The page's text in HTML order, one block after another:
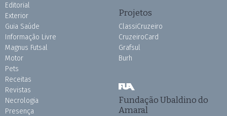
Editorial
Exterior
Guia Saúde
Informação Livre
Magnus Futsal
Motor
Pets
Receitas
Revistas
Necrologia
Presença
Projetos
ClassiCruzeiro
CruzeiroCard
Grafsul
Burh
Fundação Ubaldino do
Amaral